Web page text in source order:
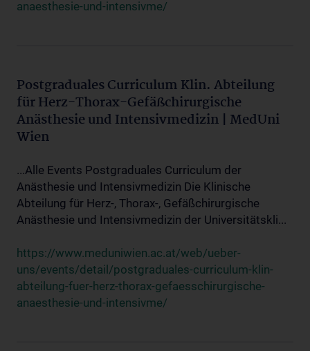
anaesthesie-und-intensivme/
Postgraduales Curriculum Klin. Abteilung
für Herz-Thorax-Gefäßchirurgische
Anästhesie und Intensivmedizin | MedUni
Wien
...Alle Events Postgraduales Curriculum der
Anästhesie und Intensivmedizin Die Klinische
Abteilung für Herz-, Thorax-, Gefäßchirurgische
Anästhesie und Intensivmedizin der Universitätskli...
https://www.meduniwien.ac.at/web/ueber-
uns/events/detail/postgraduales-curriculum-klin-
abteilung-fuer-herz-thorax-gefaesschirurgische-
anaesthesie-und-intensivme/